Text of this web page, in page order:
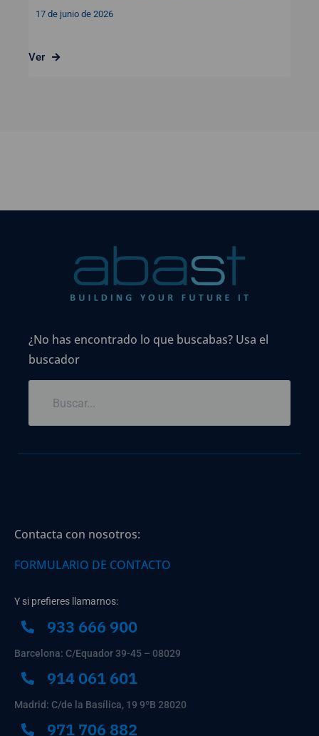
17 de junio de 2026
Ver
¿No has encontrado lo que buscabas? Usa el
buscador
Contacta con nosotros:
FORMULARIO DE CONTACTO
Y si prefieres llamarnos:
933 666 900
Barcelona: C/Equador 39-45 – 08029
914 061 601
Madrid: C/de la Basílica, 19 9ºB 28020
971 706 882